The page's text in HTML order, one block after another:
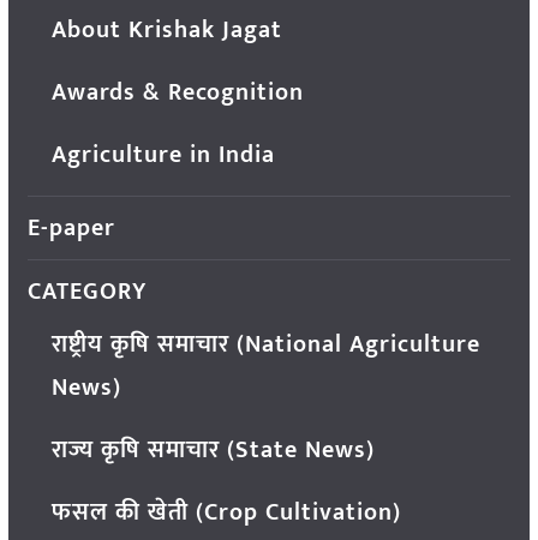
About Krishak Jagat
Awards & Recognition
Agriculture in India
E-paper
CATEGORY
राष्ट्रीय कृषि समाचार (National Agriculture
News)
राज्य कृषि समाचार (State News)
फसल की खेती (Crop Cultivation)